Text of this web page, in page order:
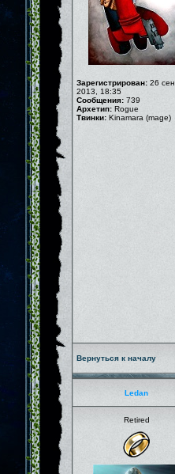
Зарегистрирован: 26 сен
2013, 18:35
Сообщения: 739
Архетип: Rogue
Твинки: Kinamara (mage)
Вернуться к началу
Ledan
Retired